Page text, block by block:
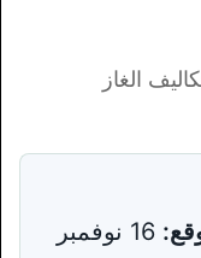
الغاز
16 نوفمبر